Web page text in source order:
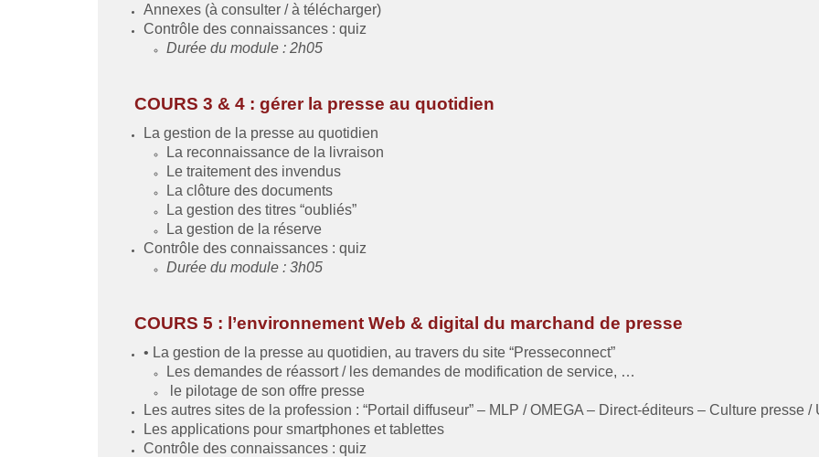
Annexes (à consulter / à télécharger)
Contrôle des connaissances : quiz
Durée du module : 2h05
COURS 3 & 4 : gérer la presse au quotidien
La gestion de la presse au quotidien
La reconnaissance de la livraison
Le traitement des invendus
La clôture des documents
La gestion des titres “oubliés”
La gestion de la réserve
Contrôle des connaissances : quiz
Durée du module : 3h05
COURS 5 : l’environnement Web & digital du marchand de presse
• La gestion de la presse au quotidien, au travers du site “Presseconnect”
Les demandes de réassort / les demandes de modification de service, …
le pilotage de son offre presse
Les autres sites de la profession : “Portail diffuseur” – MLP / OMEGA – Direct-éditeurs – Culture presse /
Les applications pour smartphones et tablettes
Contrôle des connaissances : quiz